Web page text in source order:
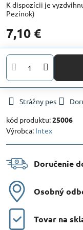
Pezinok)
7,10 €
Strážny pes
kód produktu:25006
Výrobca: Intex
Doručenie
Osobný
Tovar na